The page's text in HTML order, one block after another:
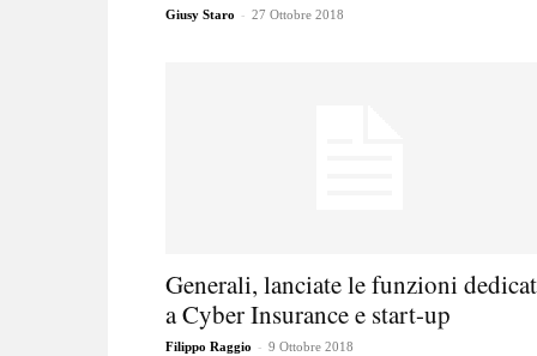
Giusy Staro - 27 Ottobre 2018
Generali, lanciate le funzioni
a Cyber Insurance e start-up
Filippo Raggio - 9 Ottobre 2018